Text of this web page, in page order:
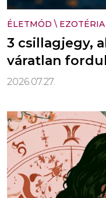
ÉLETMÓD \ EZOTÉRIA
3 csillagjegy,
váratlan
2026.07.27.